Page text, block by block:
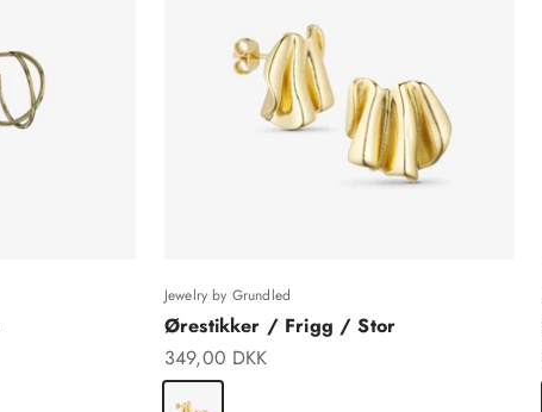
Jewelry by Grundled
Ørestikker / Frigg / Stor
Salgspris
349,00 DKK
Forgyldt Messing